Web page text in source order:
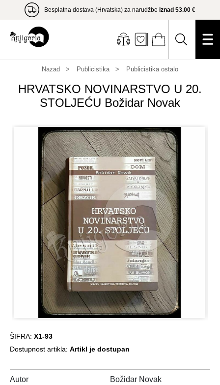
Besplatna dostava (Hrvatska) za narudžbe iznad 53.00 €
Nazad Publicistika Publicistika ostalo
HRVATSKO NOVINARSTVO U 20.
STOLJEĆU Božidar Novak
ŠIFRA: X1-93
Dostupnost artikla: Artikl je dostupan
Autor Božidar Novak